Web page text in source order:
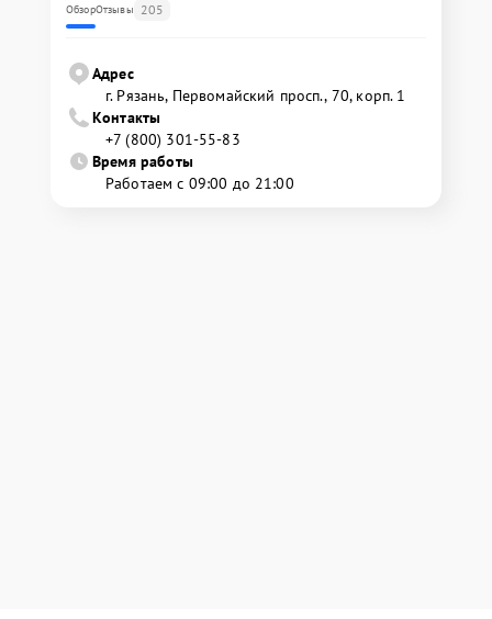
ОбзорОтзывы 205
Адрес
г. Рязань, Первомайский просп., 70, корп. 1
Контакты
+7 (800) 301-55-83
Время работы
Работаем с 09:00 до 21:00